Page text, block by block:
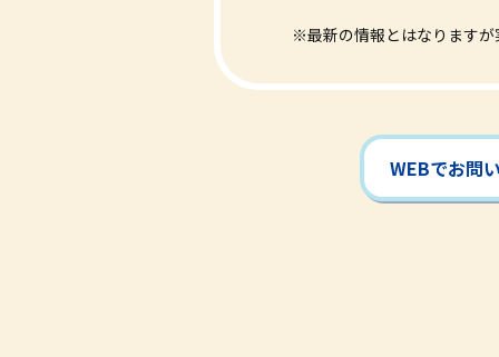
※最新の情報とはなります
WEBでお問